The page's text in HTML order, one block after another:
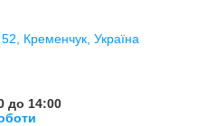
Кременчук, Україна
до 14:00